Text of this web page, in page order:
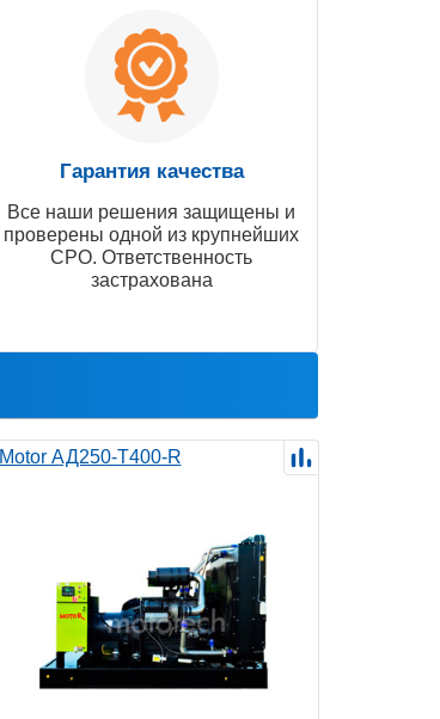
Гарантия качества
Все наши решения защищены и
проверены одной из крупнейших
СРО. Ответственность
застрахована
Motor АД250-Т400-R